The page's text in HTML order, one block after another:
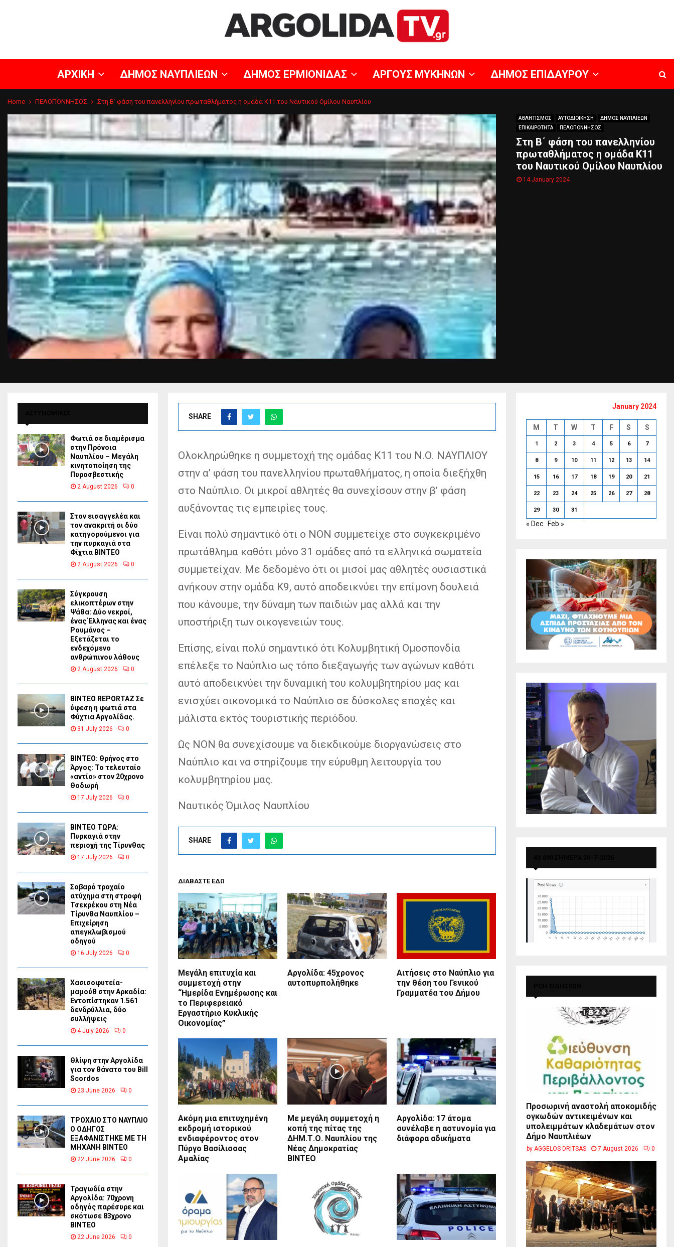
ΑΡΧΙΚΗ ΔΗΜΟΣ ΝΑΥΠΛΙΕΩΝ ΔΗΜΟΣ ΕΡΜΙΟΝΙΔΑΣ ΑΡΓΟΥΣ ΜΥΚΗΝΩΝ ΔΗΜΟΣ ΕΠΙΔΑΥΡΟΥ
Home ΠΕΛΟΠΟΝΝΗΣΟΣ Στη Β΄ φάση του πανελληνίου πρωταθλήματος η ομάδα Κ11 του Ναυτικού Ομίλου Ναυπλίου
ΑΘΛΗΤΙΣΜΟΣ ΑΥΤΟΔΙΟΙΚΗΣΗ
ΔΗΜΟΣ ΝΑΥΠΛΙΕΩΝ
ΕΠΙΚΑΙΡΟΤΗΤΑ
ΠΕΛΟΠΟΝΝΗΣΟΣ
Στη Β΄ φάση του πανελληνίου
πρωταθλήματος η ομάδα Κ11
του Ναυτικού Ομίλου Ναυπλίου
14 January 2024
SHARE
Ολοκληρώθηκε η συμμετοχή της ομάδας Κ11 του Ν.Ο. ΝΑΥΠΛΙΟΥ
στην α’ φάση του πανελληνίου πρωταθλήματος, η οποία διεξήχθη
στο Ναύπλιο. Οι μικροί αθλητές θα συνεχίσουν στην β’ φάση
αυξάνοντας τις εμπειρίες τους.
Είναι πολύ σημαντικό ότι ο ΝΟΝ συμμετείχε στο συγκεκριμένο
πρωτάθλημα καθότι μόνο 31 ομάδες από τα ελληνικά σωματεία
συμμετείχαν. Με δεδομένο ότι οι μισοί μας αθλητές ουσιαστικά
ανήκουν στην ομάδα Κ9, αυτό αποδεικνύει την επίμονη δουλειά
που κάνουμε, την δύναμη των παιδιών μας αλλά και την
υποστήριξη των οικογενειών τους.
Επίσης, είναι πολύ σημαντικό ότι Κολυμβητική Ομοσπονδία
επέλεξε το Ναύπλιο ως τόπο διεξαγωγής των αγώνων καθότι
αυτό αποδεικνύει την δυναμική του κολυμβητηρίου μας και
ενισχύει οικονομικά το Ναύπλιο σε δύσκολες εποχές και
μάλιστα εκτός τουριστικής περιόδου.
Ως ΝΟΝ θα συνεχίσουμε να διεκδικούμε διοργανώσεις στο
Ναύπλιο και να στηρίζουμε την εύρυθμη λειτουργία του
κολυμβητηρίου μας.
Ναυτικός Όμιλος Ναυπλίου
SHARE
ΔΙΑΒΑΣΤΕ ΕΔΩ
Μεγάλη επιτυχία και
συμμετοχή στην
“Ημερίδα Ενημέρωσης και
το Περιφερειακό
Εργαστήριο Κυκλικής
Οικονομίας”
Αργολίδα: 45χρονος
αυτοπυρπολήθηκε
Αιτήσεις στο Ναύπλιο για
την θέση του Γενικού
Γραμματέα του Δήμου
Ακόμη μια επιτυχημένη
εκδρομή ιστορικού
ενδιαφέροντος στον
Πύργο Βασίλισσας
Αμαλίας
Με μεγάλη συμμετοχή η
κοπή της πίτας της
ΔΗΜ.Τ.Ο. Ναυπλίου της
Νέας Δημοκρατίας
ΒΙΝΤΕΟ
Αργολίδα: 17 άτομα
συνέλαβε η αστυνομία για
διάφορα αδικήματα
Φωτιά σε διαμέρισμα
στην Πρόνοια
Ναυπλίου – Μεγάλη
κινητοποίηση της
Πυροσβεστικής
2 August 2026 0
Στον εισαγγελέα και
τον ανακριτή οι δύο
κατηγορούμενοι για
την πυρκαγιά στα
Φίχτια ΒΙΝΤΕΟ
2 August 2026 0
Σύγκρουση
ελικοπτέρων στην
Ψάθα: Δύο νεκροί,
ένας Έλληνας και ένας
Ρουμάνος –
Εξετάζεται το
ενδεχόμενο
ανθρώπινου λάθους
2 August 2026 0
BINTEO REPORTAZ Σε
ύφεση η φωτιά στα
Φύχτια Αργολίδας.
31 July 2026 0
ΒΙΝΤΕΟ: Θρήνος στο
Άργος: Το τελευταίο
«αντίο» στον 20χρονο
Θοδωρή
17 July 2026 0
ΒΙΝΤΕΟ ΤΩΡΑ:
Πυρκαγιά στην
περιοχή της Τίρυνθας
17 July 2026 0
Σοβαρό τροχαίο
ατύχημα στη στροφή
Τσεκρέκου στη Νέα
Τίρυνθα Ναυπλίου –
Επιχείρηση
απεγκλωβισμού
οδηγού
16 July 2026 0
Χασισοφυτεία-
μαμούθ στην Αρκαδία:
Εντοπίστηκαν 1.561
δενδρύλλια, δύο
συλλήψεις
4 July 2026 0
Θλίψη στην Αργολίδα
για τον θάνατο του Bill
Scordos
23 June 2026 0
ΤΡΟΧΑΙΟ ΣΤΟ ΝΑΥΠΛΙΟ
Ο ΟΔΗΓΟΣ
ΕΞΑΦΑΝΙΣΤΗΚΕ ΜΕ ΤΗ
ΜΗΧΑΝΗ ΒΙΝΤΕΟ
22 June 2026 0
Τραγωδία στην
Αργολίδα: 70χρονη
οδηγός παρέσυρε και
σκότωσε 83χρονο
ΒΙΝΤΕΟ
22 June 2026 0
January 2024
M T W T F S S
1 2 3 4 5 6 7
8 9 10 11 12 13 14
15 16 17 18 19 20 21
22 23 24 25 26 27 28
29 30 31
« Dec Feb »
Προσωρινή αναστολή αποκομιδής
ογκωδών αντικειμένων και
υπολειμμάτων κλαδεμάτων στον
Δήμο Ναυπλιέων
by AGGELOS DRITSAS 7 August 2026 0